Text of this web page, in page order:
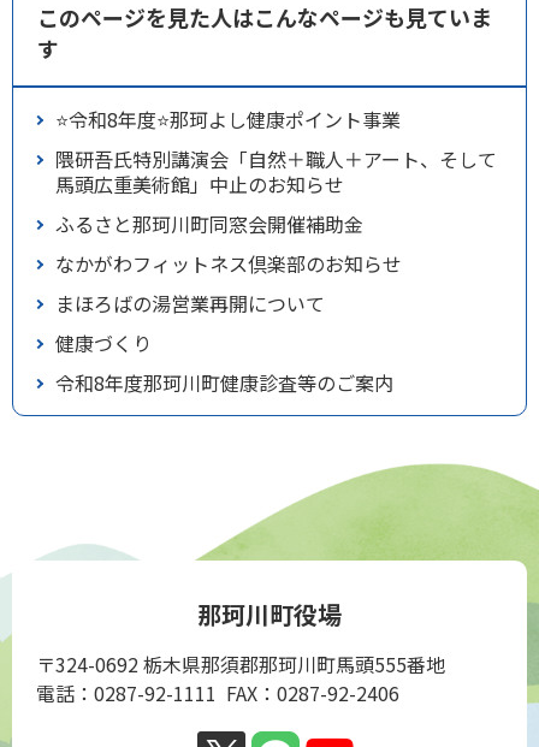
このページを見た人はこんなページも見ていま
す
⭐令和8年度⭐那珂よし健康ポイント事業
隈研吾氏特別講演会「自然＋職人＋アート、そして
馬頭広重美術館」中止のお知らせ
ふるさと那珂川町同窓会開催補助金
なかがわフィットネス倶楽部のお知らせ
まほろばの­湯営業再開について
健康づくり
令和8年度那珂川町健康診査等のご案内
那珂川町役場
〒324-0692 栃木県那須郡那珂川町馬頭555番地
電話：0287-92-1111 FAX：0287-92-2406